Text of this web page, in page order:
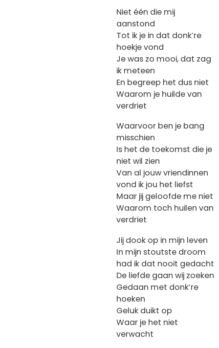
Niet één die mij
aanstond
Tot ik je in dat donk’re
hoekje vond
Je was zo mooi, dat zag
ik meteen
En begreep het dus niet
Waarom je huilde van
verdriet
Waarvoor ben je bang
misschien
Is het de toekomst die je
niet wil zien
Van al jouw vriendinnen
vond ik jou het liefst
Maar jij geloofde me niet
Waarom toch huilen van
verdriet
Jij dook op in mijn leven
In mijn stoutste droom
had ik dat nooit gedacht
De liefde gaan wij zoeken
Gedaan met donk’re
hoeken
Geluk duikt op
Waar je het niet
verwacht